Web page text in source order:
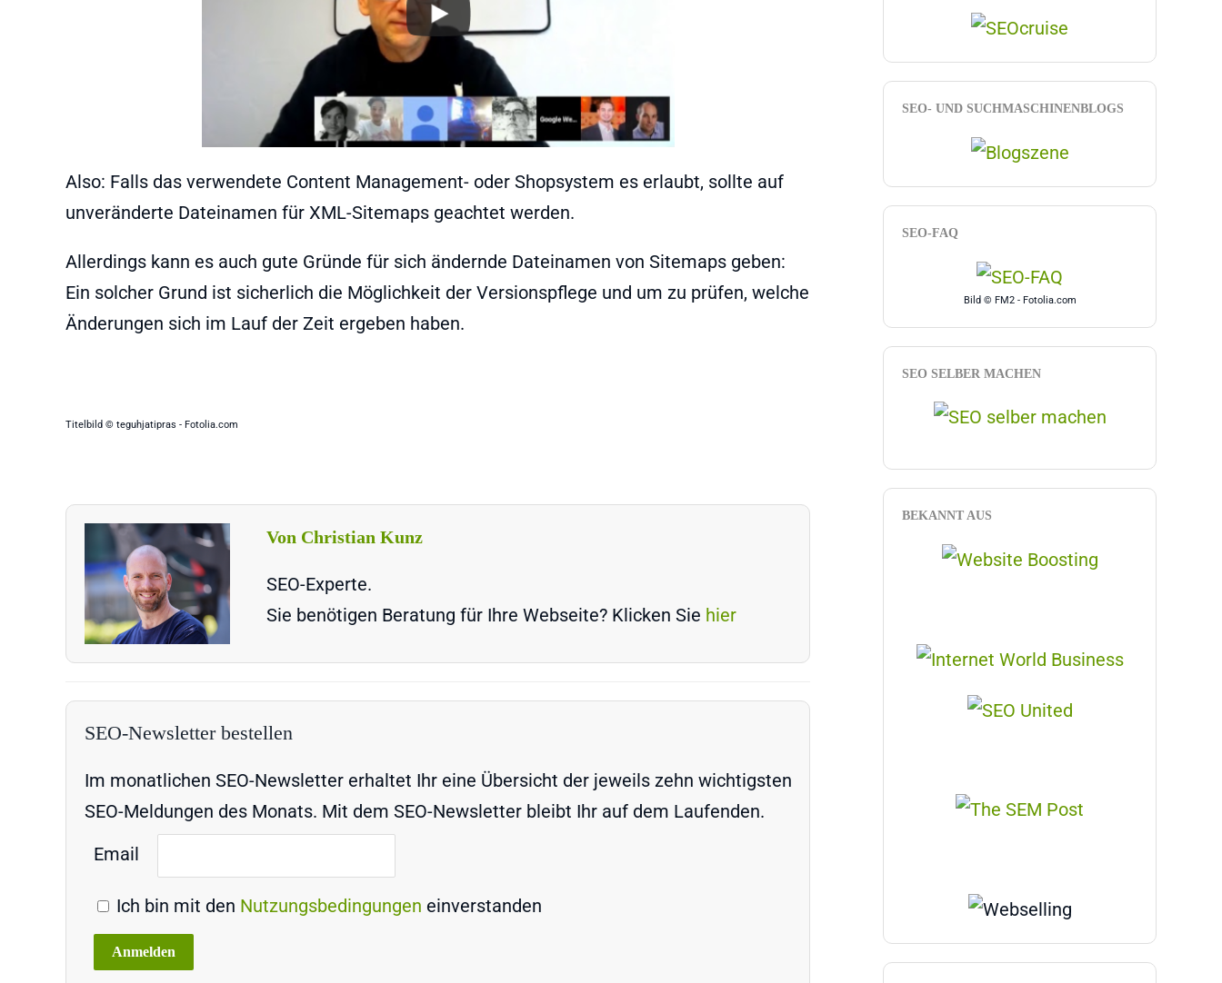
Also: Falls das verwendete Content Management- oder Shopsystem es erlaubt, sollte auf
unveränderte Dateinamen für XML-Sitemaps geachtet werden.
Allerdings kann es auch gute Gründe für sich ändernde Dateinamen von Sitemaps geben:
Ein solcher Grund ist sicherlich die Möglichkeit der Versionspflege und um zu prüfen, welche
Änderungen sich im Lauf der Zeit ergeben haben.
Titelbild © teguhjatipras - Fotolia.com
Von Christian Kunz
SEO-Experte.
Sie benötigen Beratung für Ihre Webseite? Klicken Sie hier
SEO-Newsletter bestellen
Im monatlichen SEO-Newsletter erhaltet Ihr eine Übersicht der jeweils zehn wichtigsten
SEO-Meldungen des Monats. Mit dem SEO-Newsletter bleibt Ihr auf dem Laufenden.
Email
Ich bin mit den Nutzungsbedingungen einverstanden
SEO- UND SUCHMASCHINENBLOGS
SEO-FAQ
Bild © FM2 - Fotolia.com
SEO SELBER MACHEN
BEKANNT AUS